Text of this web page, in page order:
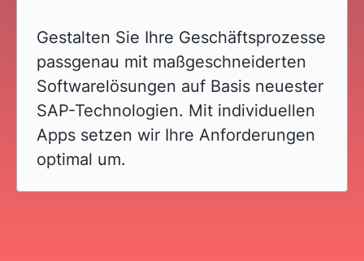
Gestalten Sie Ihre Geschäftsprozesse
passgenau mit maßgeschneiderten
Softwarelösungen auf Basis neuester
SAP-Technologien. Mit individuellen
Apps setzen wir Ihre Anforderungen
optimal um.